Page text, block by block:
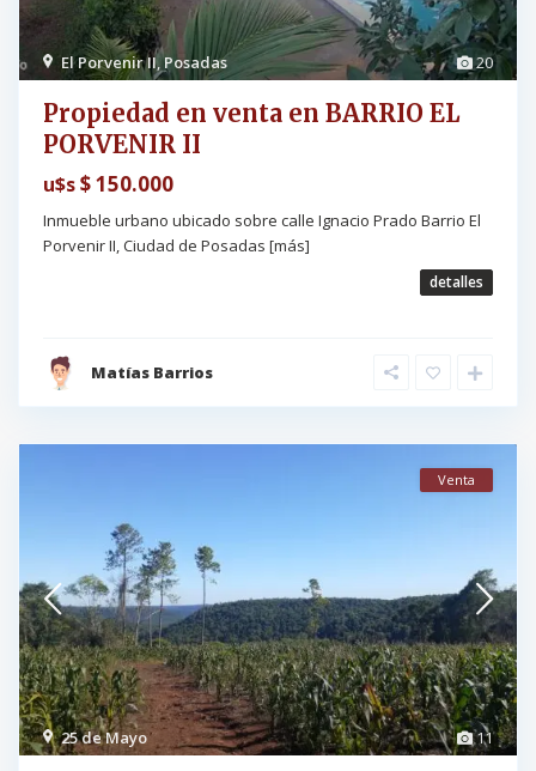
20
El Porvenir II,Posadas
Propiedad en venta en BARRIO EL
PORVENIR II
u$s$ 150.000
Inmueble urbano ubicado sobre calle Ignacio Prado Barrio El
Porvenir II, Ciudad de Posadas [más]
detalles
Matías Barrios
11
25 de Mayo
Venta